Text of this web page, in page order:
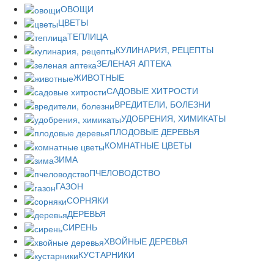
ОВОЩИ
ЦВЕТЫ
ТЕПЛИЦА
КУЛИНАРИЯ, РЕЦЕПТЫ
ЗЕЛЕНАЯ АПТЕКА
ЖИВОТНЫЕ
САДОВЫЕ ХИТРОСТИ
ВРЕДИТЕЛИ, БОЛЕЗНИ
УДОБРЕНИЯ, ХИМИКАТЫ
ПЛОДОВЫЕ ДЕРЕВЬЯ
КОМНАТНЫЕ ЦВЕТЫ
ЗИМА
ПЧЕЛОВОДСТВО
ГАЗОН
СОРНЯКИ
ДЕРЕВЬЯ
СИРЕНЬ
ХВОЙНЫЕ ДЕРЕВЬЯ
КУСТАРНИКИ